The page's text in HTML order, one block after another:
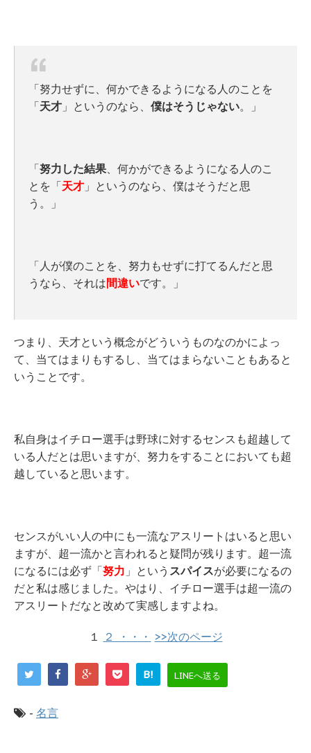
「努力せずに、何かできるようになる人のことを
「天才 」というのなら、 僕はそうじゃない。」
「努力した結果、何かができるようになる人のこ
とを「天才 」というのなら、僕はそうだと思
う。」
「人が僕のことを、努力もせずに打てるんだと思
うなら、それは間違いです。」
つまり、天才という概念がどういうものなのかによっ
て、当てはまりもするし、当てはまらないこともあると
いうことです。
私自身はイチロー選手は野球に対するセンスも超越して
いる人だとは思いますが、努力をすることにおいても超
越していると思います。
センスがいい人の中にも一流なアスリートはいると思い
ますが、超一流かと言われると疑問が残ります。超一流
になるには必ず「努力 」という スパイスが必要になるの
だと私は感じました。やはり、イチロー選手は超一流の
アスリートだなと改めて実感しますよね。
１ ２ ・・・ >>次のページ
B! LINEへ送る
- 名言